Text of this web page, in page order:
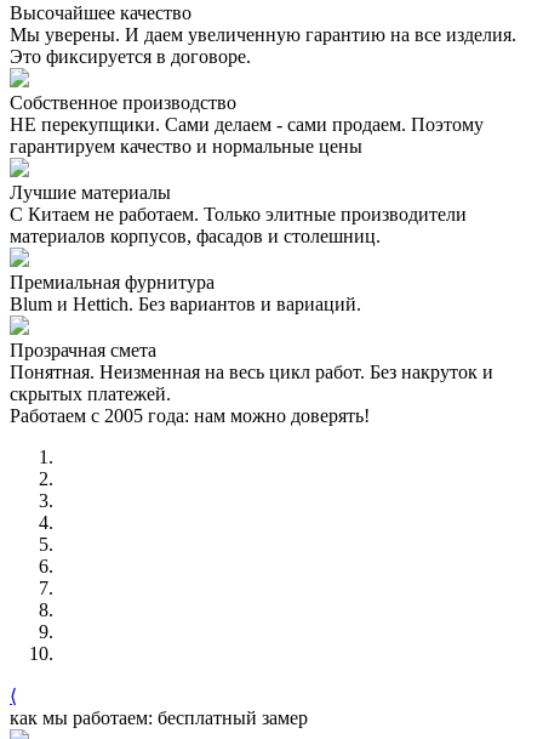
Высочайшее качество
Мы уверены. И даем увеличенную гарантию на все изделия.
Это фиксируется в договоре.
Собственное производство
НЕ перекупщики. Сами делаем - сами продаем. Поэтому
гарантируем качество и нормальные цены
Лучшие материалы
С Китаем не работаем. Только элитные производители
материалов корпусов, фасадов и столешниц.
Премиальная фурнитура
Blum и Hettich. Без вариантов и вариаций.
Прозрачная смета
Понятная. Неизменная на весь цикл работ. Без накруток и
скрытых платежей.
Работаем с 2005 года: нам можно доверять!
⟨
как мы работаем: бесплатный замер